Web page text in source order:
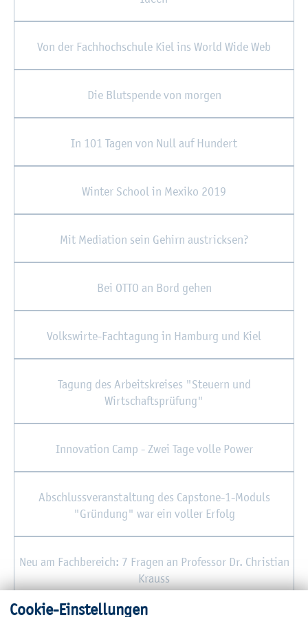
Von der Fach­hoch­schu­le Kiel ins World Wide Web
Die Blut­spen­de von mor­gen
In 101 Tagen von Null auf Hun­dert
Win­ter School in Me­xi­ko 2019
Mit Me­dia­ti­on sein Ge­hirn aus­trick­sen?
Bei OTTO an Bord gehen
Volks­wir­te-Fach­ta­gung in Ham­burg und Kiel
Ta­gung des Ar­beits­krei­ses "Steu­ern und
Wirt­schafts­prü­fung"
In­no­va­ti­on Camp - Zwei Tage volle Power
Ab­schluss­ver­an­stal­tung des Capstone-1-Mo­duls
"Grün­dung" war ein vol­ler Er­folg
Neu am Fach­be­reich: 7 Fra­gen an Pro­fes­sor Dr. Chris­ti­an
Krauss
Coo­kie-Ein­stel­lun­gen